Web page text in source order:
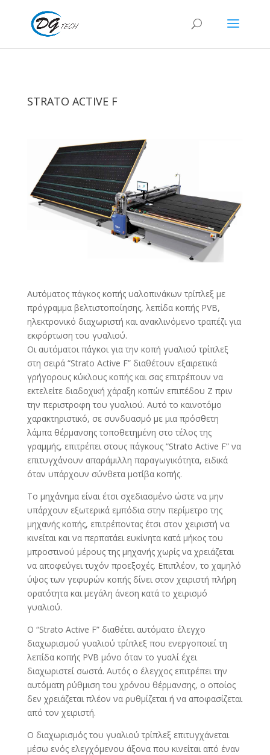
STRATO ACTIVE F
Αυτόματος πάγκος κοπής υαλοπινάκων τρίπλεξ με
πρόγραμμα βελτιστοποίησης, λεπίδα κοπής PVB,
ηλεκτρονικό διαχωριστή και ανακλινόμενο τραπέζι για
εκφόρτωση του γυαλιού.
Οι αυτόματοι πάγκοι για την κοπή γυαλιού τρίπλεξ
στη σειρά “Strato Active F” διαθέτουν εξαιρετικά
γρήγορους κύκλους κοπής και σας επιτρέπουν να
εκτελείτε διαδοχική χάραξη κοπών επιπέδου Ζ πριν
την περιστροφη του γυαλιού. Αυτό το καινοτόμο
χαρακτηριστικό, σε συνδυασμό με μια πρόσθετη
λάμπα θέρμανσης τοποθετημένη στο τέλος της
γραμμής, επιτρέπει στους πάγκους “Strato Active F” να
επιτυγχάνουν απαράμιλλη παραγωγικότητα, ειδικά
όταν υπάρχουν σύνθετα μοτίβα κοπής.
Το μηχάνημα είναι έτσι σχεδιασμένο ώστε να μην
υπάρχουν εξωτερικά εμπόδια στην περίμετρο της
μηχανής κοπής, επιτρέποντας έτσι στον χειριστή να
κινείται και να περπατάει ευκίνητα κατά μήκος του
μπροστινού μέρους της μηχανής χωρίς να χρειάζεται
να αποφεύγει τυχόν προεξοχές. Επιπλέον, το χαμηλό
ύψος των γεφυρών κοπής δίνει στον χειριστή πλήρη
ορατότητα και μεγάλη άνεση κατά το χειρισμό
γυαλιού.
Ο “Strato Active F” διαθέτει αυτόματο έλεγχο
διαχωρισμού γυαλιού τρίπλεξ που ενεργοποιεί τη
λεπίδα κοπής PVB μόνο όταν το γυαλί έχει
διαχωριστεί σωστά. Αυτός ο έλεγχος επιτρέπει την
αυτόματη ρύθμιση του χρόνου θέρμανσης, ο οποίος
δεν χρειάζεται πλέον να ρυθμίζεται ή να αποφασίζεται
από τον χειριστή.
Ο διαχωρισμός του γυαλιού τρίπλεξ επιτυγχάνεται
μέσω ενός ελεγχόμενου άξονα που κινείται από έναν